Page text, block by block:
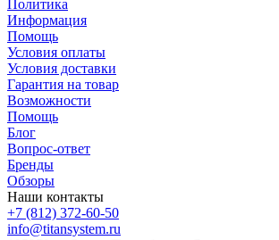
Политика
Информация
Помощь
Условия оплаты
Условия доставки
Гарантия на товар
Возможности
Помощь
Блог
Вопрос-ответ
Бренды
Обзоры
Наши контакты
+7 (812) 372-60-50
info@titansystem.ru